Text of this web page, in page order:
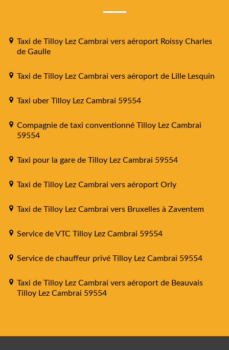
Taxi de Tilloy Lez Cambrai vers aéroport Roissy Charles
de Gaulle
Taxi de Tilloy Lez Cambrai vers aéroport de Lille Lesquin
Taxi uber Tilloy Lez Cambrai 59554
Compagnie de taxi conventionné Tilloy Lez Cambrai
59554
Taxi pour la gare de Tilloy Lez Cambrai 59554
Taxi de Tilloy Lez Cambrai vers aéroport Orly
Taxi de Tilloy Lez Cambrai vers Bruxelles à Zaventem
Service de VTC Tilloy Lez Cambrai 59554
Service de chauffeur privé Tilloy Lez Cambrai 59554
Taxi de Tilloy Lez Cambrai vers aéroport de Beauvais
Tilloy Lez Cambrai 59554